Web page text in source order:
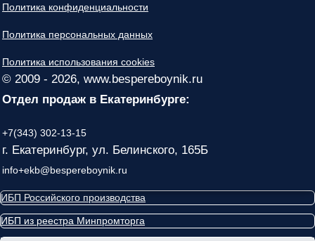
Политика конфиденциальности
Политика персональных данных
Политика использования cookies
© 2009 - 2026, www.bespereboynik.ru
Отдел продаж в Екатеринбурге:
+7(343) 302-13-15
г. Екатеринбург, ул. Белинского, 165Б
info+ekb@bespereboynik.ru
ИБП Российского производства
ИБП из реестра Минпромторга